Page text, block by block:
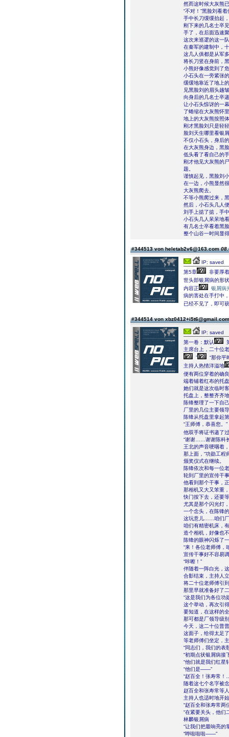
然而这时候大灰熊
“不对！”黑脸刘看
手中长刀缓缓抬起
刚下来的几名士卒
手了，在后面迅速
这次来巡逻的这一
在秦军的建制中，
这几人俱都是从军
将长刀竖在身前，
小熊好像感觉到了
小石头在一旁紧张
缓缓地靠近了地上
见黑脸刘的眉头越
向身后的几名士卒
让小石头惊讶的一
了蜷缩在大灰熊怀
地上的大灰熊按照
刚才黑脸刘只是轻
脸刘天生哪里看银
不仅小石头，身后
在大灰熊身边，黑
低头看了看自己的
刚才他见大灰熊的
题。
谨慎起见，黑脸刘
在一边，小熊显然
大灰熊爬去。
不等小熊爬过来，
然后，小石头几人
刘手上掂了掂，手
小石头几人呆呆地
有几名士卒看着黑
整个山谷一时间显
#344513 von heletab2v6@163.com
IP: saved
第5章
非要厚
世头部银屑病的形
内容正
银屑病
病的害处在手打中
已经不见了，即可
#344514 von
IP: saved
第一卷：默认
主席台上，二十位
”
“那你平
主持人热情洋溢地
便有两位穿着的确
端着铺着红布的托
她们就是这次临时
托盘上，整整齐齐
陈锋整理了一下自
厂里的几位主要领
陈锋从托盘里拿起
“王师傅，恭喜您。”
他双手将证书递了
“谢谢……谢谢陈科
王北的声音哽咽着
那上面，“功勋工程
颁奖仪式在继续。
陈锋依次和每一位
轮到厂里的宣传干
他看到那个干事，
那相机又大又笨重
快门按下去，还要
尤其是那个闪光灯
一个念头，在陈锋
这玩意儿……咱们厂
咱们有精密机床，
造个相机，好像也
陈锋的眼神闪烁了
“来！各位老师傅，
宣传干事好不容易
“咔嚓！”
伴随着一阵白光，
合影结束，主持人
将二十位老师傅引
那里早就准备好了
“这是我们为各位功
这个举动，再次引
要知道，在这样的
那可都是厂领导级
今天，这二十位普
这面子，给得太足
等老师傅们坐定，
“同志们，我们的表
“初期点状银屑病接
“他们就是我们红星
“他们是――”
“赵百全！张寿常
随着这七个名字被
赵百全和张寿常等
主持人也适时地开
“赵百全和张寿常两
“在紧要关头，他们
林麟银屑病
“让我们把最响亮的
“哗啦啦啦――”